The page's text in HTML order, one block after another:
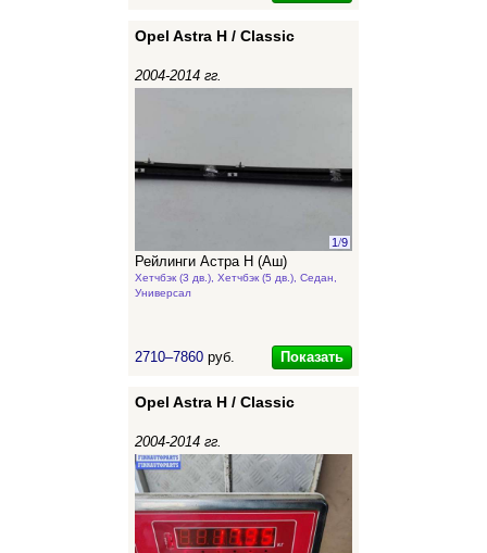
Opel Astra H / Classic
2004-2014 гг.
1/9
Рейлинги Астра Н (Аш)
Хетчбэк (3 дв.), Хетчбэк (5 дв.), Седан,
Универсал
2710–7860 руб. Показать
Opel Astra H / Classic
2004-2014 гг.